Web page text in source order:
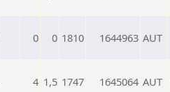
0 0 1810 1644963 AUT
4 1,5 1747 1645064 AUT